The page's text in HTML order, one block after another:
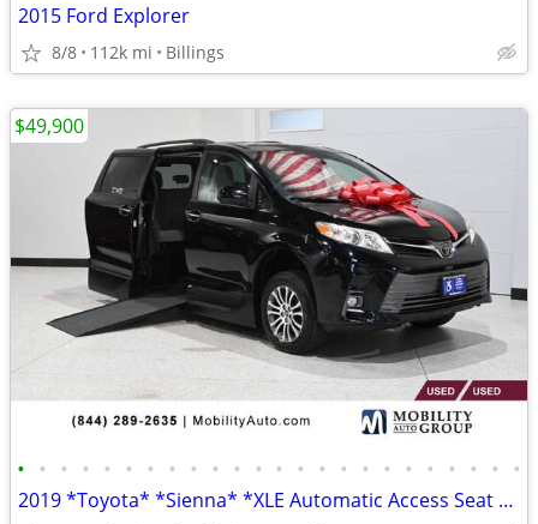
2015 Ford Explorer
8/8 112k mi Billings
• • • • • • • • • • • • • • • • • • • • • • • •
2019 *Toyota* *Sienna* *XLE Automatic Access Seat FWD 7
$49,900